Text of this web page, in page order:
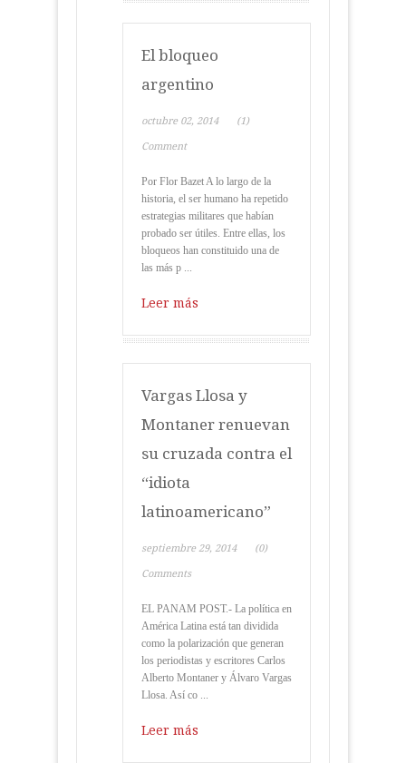
El bloqueo
argentino
octubre 02, 2014 (1)
Comment
Por Flor Bazet A lo largo de la
historia, el ser humano ha repetido
estrategias militares que habían
probado ser útiles. Entre ellas, los
bloqueos han constituido una de
las más p ...
Leer más
Vargas Llosa y
Montaner renuevan
su cruzada contra el
“idiota
latinoamericano”
septiembre 29, 2014 (0)
Comments
EL PANAM POST.- La política en
América Latina está tan dividida
como la polarización que generan
los periodistas y escritores Carlos
Alberto Montaner y Álvaro Vargas
Llosa. Así co ...
Leer más